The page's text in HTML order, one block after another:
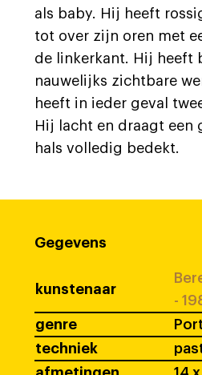
als baby. Hij heeft
tot over zijn oren met
de linkerkant. Hij heeft
nauwelijks zichtbare
heeft in ieder geval
Hij lacht en draagt een
hals volledig bedekt.
Gegevens
kunstenaar
-
genre
techniek